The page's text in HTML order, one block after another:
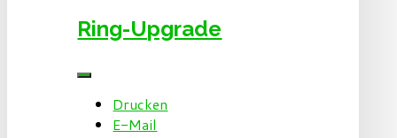
Ring-Upgrade
Drucken
E-Mail